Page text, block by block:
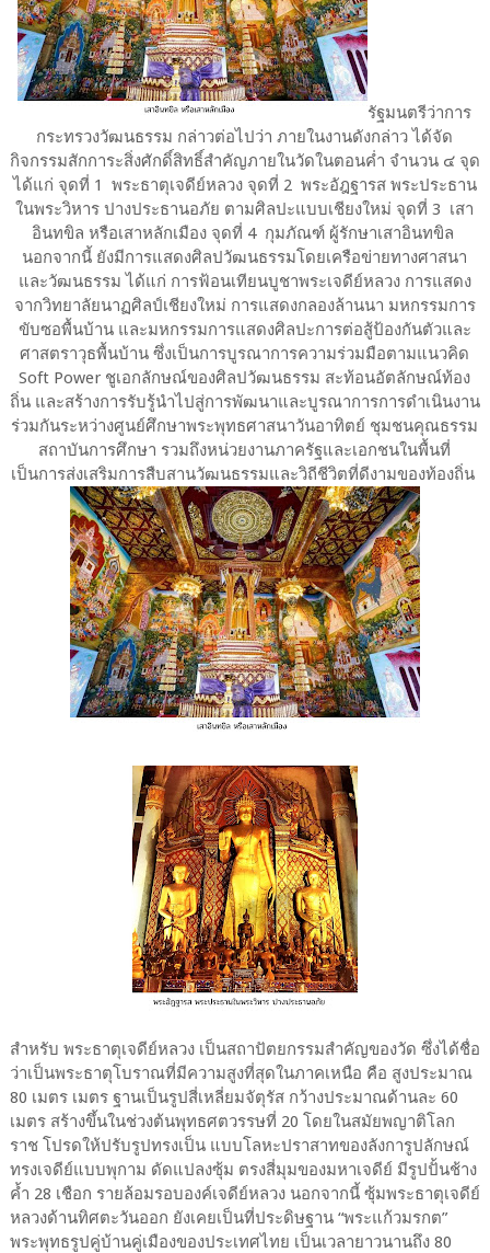
รัฐมนตรีว่าการ
กระทรวงวัฒนธรรม กล่าวต่อไปว่า ภายในงานดังกล่าว ได้จัด
กิจกรรมสักการะสิ่งศักดิ์สิทธิ์สำคัญภายในวัดในตอนค่ำ จำนวน ๔ จุด
ได้แก่ จุดที่ 1 พระธาตุเจดีย์หลวง จุดที่ 2 พระอัฎฐารส พระประธาน
ในพระวิหาร ปางประธานอภัย ตามศิลปะแบบเชียงใหม่ จุดที่ 3 เสา
อินทขิล หรือเสาหลักเมือง จุดที่ 4 กุมภัณฑ์ ผู้รักษาเสาอินทขิล
นอกจากนี้ ยังมีการแสดงศิลปวัฒนธรรมโดยเครือข่ายทางศาสนา
และวัฒนธรรม ได้แก่ การฟ้อนเทียนบูชาพระเจดีย์หลวง การแสดง
จากวิทยาลัยนาฏศิลป์เชียงใหม่ การแสดงกลองล้านนา มหกรรมการ
ขับซอพื้นบ้าน และมหกรรมการแสดงศิลปะการต่อสู้ป้องกันตัวและ
ศาสตราวุธพื้นบ้าน ซึ่งเป็นการบูรณาการความร่วมมือตามแนวคิด
Soft Power ชูเอกลักษณ์ของศิลปวัฒนธรรม สะท้อนอัตลักษณ์ท้อง
ถิ่น และสร้างการรับรู้นำไปสู่การพัฒนาและบูรณาการการดำเนินงาน
ร่วมกันระหว่างศูนย์ศึกษาพระพุทธศาสนาวันอาทิตย์ ชุมชนคุณธรรม
สถาบันการศึกษา รวมถึงหน่วยงานภาครัฐและเอกชนในพื้นที่
เป็นการส่งเสริมการสืบสานวัฒนธรรมและวิถีชีวิตที่ดีงามของท้องถิ่น
สำหรับ พระธาตุเจดีย์หลวง เป็นสถาปัตยกรรมสำคัญของวัด ซึ่งได้ชื่อ
ว่าเป็นพระธาตุโบราณที่มีความสูงที่สุดในภาคเหนือ คือ สูงประมาณ
80 เมตร เมตร ฐานเป็นรูปสี่เหลี่ยมจัตุรัส กว้างประมาณด้านละ 60
เมตร สร้างขึ้นในช่วงต้นพุทธศตวรรษที่ 20 โดยในสมัยพญาติโลก
ราช โปรดให้ปรับรูปทรงเป็น แบบโลหะปราสาทของลังการูปลักษณ์
ทรงเจดีย์แบบพุกาม ดัดแปลงซุ้ม ตรงสี่มุมของมหาเจดีย์ มีรูปปั้นช้าง
ค้ำ 28 เชือก รายล้อมรอบองค์เจดีย์หลวง นอกจากนี้ ซุ้มพระธาตุเจดีย์
หลวงด้านทิศตะวันออก ยังเคยเป็นที่ประดิษฐาน “พระแก้วมรกต”
พระพุทธรูปคู่บ้านคู่เมืองของประเทศไทย เป็นเวลายาวนานถึง 80